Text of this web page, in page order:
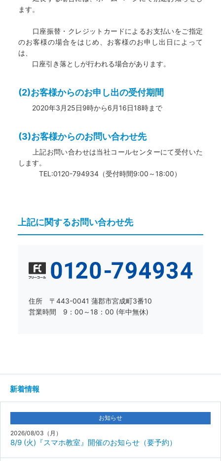
ます。
口座振替・クレジットカードによるお支払いをご指定
のお客様の場合をはじめ、お客様のお申し出日によって
は、
口座引き落としが行われる場合があります。
(2)お客様からのお申し出の受付期間
2020年3月25日9時から6月16日18時まで
(3)お客様からのお問い合わせ先
上記お問い合わせは当社コールセンターにて受付いた
します。
TEL:0120-794934（受付時間9:00～18:00）
上記に関するお問い合わせ先
住所 〒443-0041 蒲郡市宮成町3番10
営業時間 9：00～18：00 (年中無休)
新着情報
お知らせ
2026/08/03（月）
8/9 (火)『スマホ教室』開催のお知らせ（要予約）